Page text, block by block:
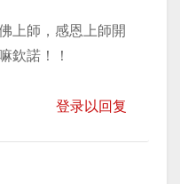
上師，感恩上師開
欽諾！！
登录以回复